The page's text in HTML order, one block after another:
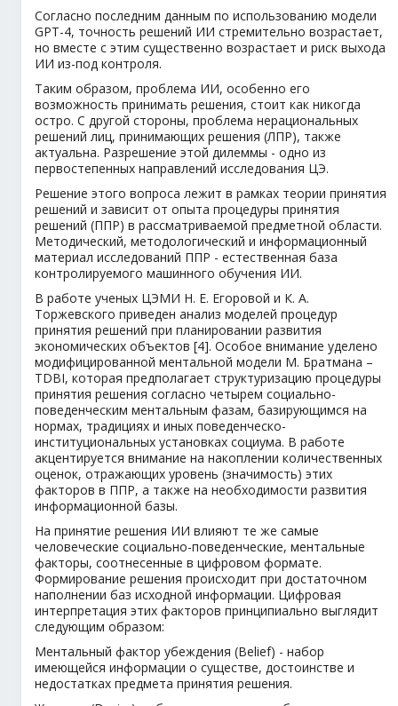
Согласно последним данным по использованию модели
GPT-4, точность решений ИИ стремительно возрастает,
но вместе с этим существенно возрастает и риск выхода
ИИ из-под контроля.
Таким образом, проблема ИИ, особенно его
возможность принимать решения, стоит как никогда
остро. С другой стороны, проблема нерациональных
решений лиц, принимающих решения (ЛПР), также
актуальна. Разрешение этой дилеммы - одно из
первостепенных направлений исследования ЦЭ.
Решение этого вопроса лежит в рамках теории принятия
решений и зависит от опыта процедуры принятия
решений (ППР) в рассматриваемой предметной области.
Методический, методологический и информационный
материал исследований ППР - естественная база
контролируемого машинного обучения ИИ.
В работе ученых ЦЭМИ Н. Е. Егоровой и К. А.
Торжевского приведен анализ моделей процедур
принятия решений при планировании развития
экономических объектов [4]. Особое внимание уделено
модифицированной ментальной модели М. Братмана –
TDBI, которая предполагает структуризацию процедуры
принятия решения согласно четырем социально-
поведенческим ментальным фазам, базирующимся на
нормах, традициях и иных поведенческо-
институциональных установках социума. В работе
акцентируется внимание на накоплении количественных
оценок, отражающих уровень (значимость) этих
факторов в ППР, а также на необходимости развития
информационной базы.
На принятие решения ИИ влияют те же самые
человеческие социально-поведенческие, ментальные
факторы, соотнесенные в цифровом формате.
Формирование решения происходит при достаточном
наполнении баз исходной информации. Цифровая
интерпретация этих факторов принципиально выглядит
следующим образом:
Ментальный фактор убеждения (Belief) - набор
имеющейся информации о существе, достоинстве и
недостатках предмета принятия решения.